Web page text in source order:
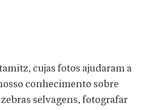
cujas fotos ajudaram a
conhecimento sobre
selvagens, fotografar